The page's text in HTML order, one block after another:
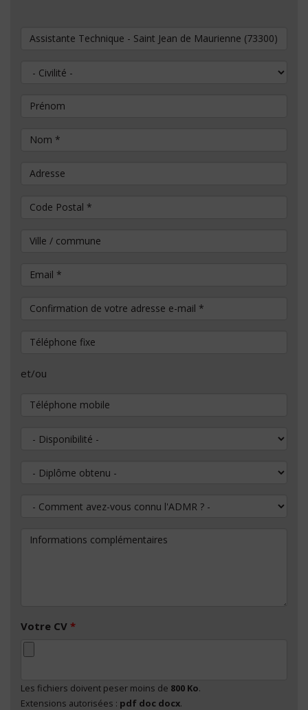
Vous souhaitez postuler au poste de
Civilité
Prénom
Nom*
Adresse
Code Postal *
Ville / commune
Email*
Confirmation de votre adresse e-mail
Téléphone fixe
et/ou
Téléphone mobile
Disponibilité
Diplôme obtenu
Comment avez-vous connu l'ADMR ?
Informations complémentaires
Votre CV *
Les fichiers doivent peser moins de 800 Ko.
Extensions autorisées : pdf doc docx.